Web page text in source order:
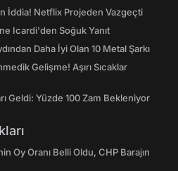
İddia! Netflix Projeden Vazgeçti
Icardi'den Soğuk Yanıt
Daha İyi Olan 10 Metal Şarkı
Gelişme! Aşırı Sıcaklar
Geldi: Yüzde 100 Zam Bekleniyor
Oy Oranı Belli Oldu, CHP Barajın